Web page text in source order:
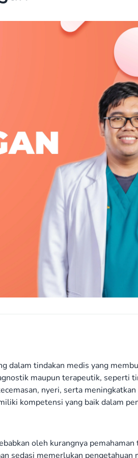
dalam tindakan medis yang
maupun terapeutik, seperti
nyeri, serta
kompetensi yang baik dalam
oleh kurangnya
sedasi memerlukan